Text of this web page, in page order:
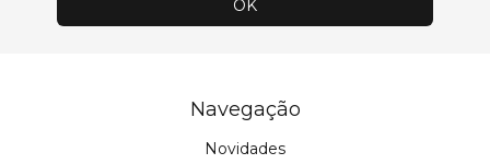
Navegação
Novidades